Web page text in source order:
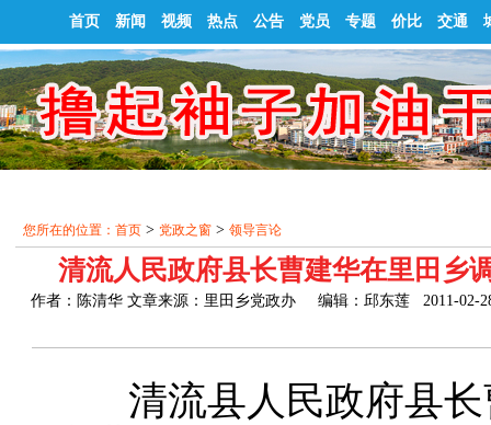
首页 新闻 视频 热点 公告 党员 专题 价比 交通
您所在的位置：首页 >党政之窗 >领导言论
清流人民政府县长曹建华在里田乡
作者：陈清华 文章来源：里田乡党政办 编辑：邱东莲 2011-
清流县人民政府县